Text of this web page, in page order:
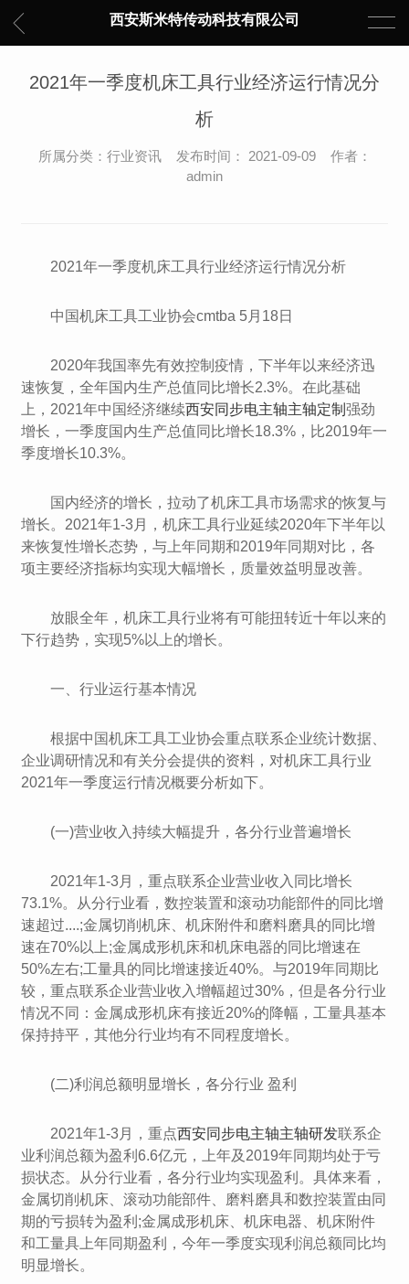
西安斯米特传动科技有限公司
2021年一季度机床工具行业经济运行情况分
析
所属分类：行业资讯 发布时间： 2021-09-09 作者：
admin
2021年一季度机床工具行业经济运行情况分析
中国机床工具工业协会cmtba 5月18日
2020年我国率先有效控制疫情，下半年以来经济迅
速恢复，全年国内生产总值同比增长2.3%。在此基础
上，2021年中国经济继续西安同步电主轴主轴定制强劲
增长，一季度国内生产总值同比增长18.3%，比2019年一
季度增长10.3%。
国内经济的增长，拉动了机床工具市场需求的恢复与
增长。2021年1-3月，机床工具行业延续2020年下半年以
来恢复性增长态势，与上年同期和2019年同期对比，各
项主要经济指标均实现大幅增长，质量效益明显改善。
放眼全年，机床工具行业将有可能扭转近十年以来的
下行趋势，实现5%以上的增长。
一、行业运行基本情况
根据中国机床工具工业协会重点联系企业统计数据、
企业调研情况和有关分会提供的资料，对机床工具行业
2021年一季度运行情况概要分析如下。
(一)营业收入持续大幅提升，各分行业普遍增长
2021年1-3月，重点联系企业营业收入同比增长
73.1%。从分行业看，数控装置和滚动功能部件的同比增
速超过....;金属切削机床、机床附件和磨料磨具的同比增
速在70%以上;金属成形机床和机床电器的同比增速在
50%左右;工量具的同比增速接近40%。与2019年同期比
较，重点联系企业营业收入增幅超过30%，但是各分行业
情况不同：金属成形机床有接近20%的降幅，工量具基本
保持持平，其他分行业均有不同程度增长。
(二)利润总额明显增长，各分行业 盈利
2021年1-3月，重点西安同步电主轴主轴研发联系企
业利润总额为盈利6.6亿元，上年及2019年同期均处于亏
损状态。从分行业看，各分行业均实现盈利。具体来看，
金属切削机床、滚动功能部件、磨料磨具和数控装置由同
期的亏损转为盈利;金属成形机床、机床电器、机床附件
和工量具上年同期盈利，今年一季度实现利润总额同比均
明显增长。